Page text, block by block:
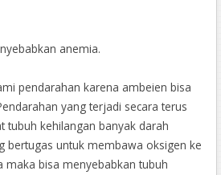
anemia.
pendarahan karena ambeien bisa
yang terjadi secara terus
tubuh kehilangan banyak darah
bertugas untuk membawa oksigen ke
maka bisa menyebabkan tubuh